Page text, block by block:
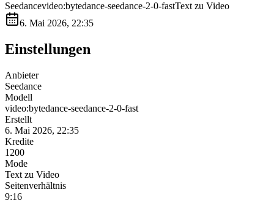
Seedancevideo:bytedance-seedance-2-0-fastText zu Video
6. Mai 2026, 22:35
Einstellungen
Anbieter
Seedance
Modell
video:bytedance-seedance-2-0-fast
Erstellt
6. Mai 2026, 22:35
Kredite
1200
Mode
Text zu Video
Seitenverhältnis
9:16